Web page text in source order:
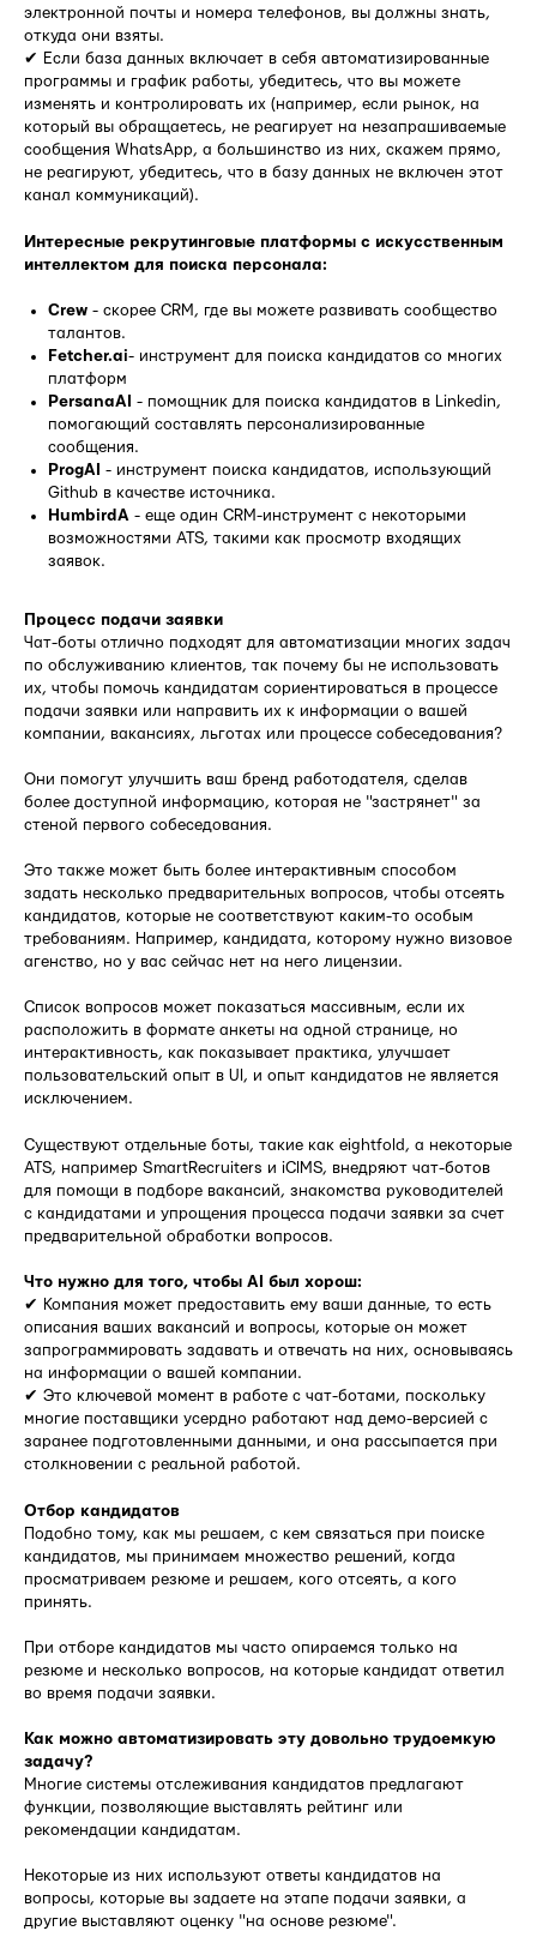
электронной почты и номера телефонов, вы должны знать,
откуда они взяты.
✔ Если база данных включает в себя автоматизированные
программы и график работы, убедитесь, что вы можете
изменять и контролировать их (например, если рынок, на
который вы обращаетесь, не реагирует на незапрашиваемые
сообщения WhatsApp, а большинство из них, скажем прямо,
не реагируют, убедитесь, что в базу данных не включен этот
канал коммуникаций).
Интересные рекрутинговые платформы с искусственным
интеллектом для поиска персонала:
Crew - скорее CRM, где вы можете развивать сообщество
талантов.
Fetcher.ai- инструмент для поиска кандидатов со многих
платформ
PersanaAI - помощник для поиска кандидатов в Linkedin,
помогающий составлять персонализированные
сообщения.
ProgAI
- инструмент поиска кандидатов, использующий
Github в качестве источника.
HumbirdA - еще один CRM-инструмент с некоторыми
возможностями ATS, такими как просмотр входящих
заявок.
Процесс подачи заявки
Чат-боты отлично подходят для автоматизации многих задач
по обслуживанию клиентов, так почему бы не использовать
их, чтобы помочь кандидатам сориентироваться в процессе
подачи заявки или направить их к информации о вашей
компании, вакансиях, льготах или процессе собеседования?
Они помогут улучшить ваш бренд работодателя, сделав
более доступной информацию, которая не "застрянет" за
стеной первого собеседования.
Это также может быть более интерактивным способом
задать несколько предварительных вопросов, чтобы отсеять
кандидатов, которые не соответствуют каким-то особым
требованиям. Например, кандидата, которому нужно визовое
агенство, но у вас сейчас нет на него лицензии.
Список вопросов может показаться массивным, если их
расположить в формате анкеты на одной странице, но
интерактивность, как показывает практика, улучшает
пользовательский опыт в UI, и опыт кандидатов не является
исключением.
Существуют отдельные боты, такие как eightfold, а некоторые
ATS, например SmartRecruiters и iCIMS, внедряют чат-ботов
для помощи в подборе вакансий, знакомства руководителей
с кандидатами и упрощения процесса подачи заявки за счет
предварительной обработки вопросов.
Что нужно для того, чтобы AI был хорош:
✔ Компания может предоставить ему ваши данные, то есть
описания ваших вакансий и вопросы, которые он может
запрограммировать задавать и отвечать на них, основываясь
на информации о вашей компании.
✔ Это ключевой момент в работе с чат-ботами, поскольку
многие поставщики усердно работают над демо-версией с
заранее подготовленными данными, и она рассыпается при
столкновении с реальной работой.
Отбор кандидатов
Подобно тому, как мы решаем, с кем связаться при поиске
кандидатов, мы принимаем множество решений, когда
просматриваем резюме и решаем, кого отсеять, а кого
принять.
При отборе кандидатов мы часто опираемся только на
резюме и несколько вопросов, на которые кандидат ответил
во время подачи заявки.
Как можно автоматизировать эту довольно трудоемкую
задачу?
Многие системы отслеживания кандидатов предлагают
функции, позволяющие выставлять рейтинг или
рекомендации кандидатам.
Некоторые из них используют ответы кандидатов на
вопросы, которые вы задаете на этапе подачи заявки, а
другие выставляют оценку "на основе резюме".